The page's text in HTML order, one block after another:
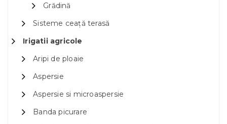
Grădină
Sisteme ceață terasă
Irigatii agricole
Aripi de ploaie
Aspersie
Aspersie si microaspersie
Banda picurare